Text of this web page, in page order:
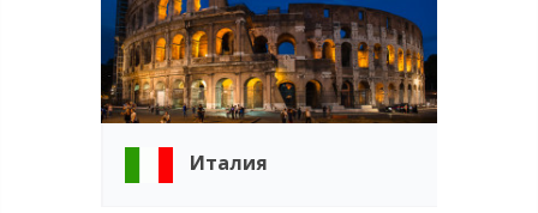
Италия